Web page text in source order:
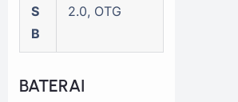
S
B
2.0, OTG
BATERAI